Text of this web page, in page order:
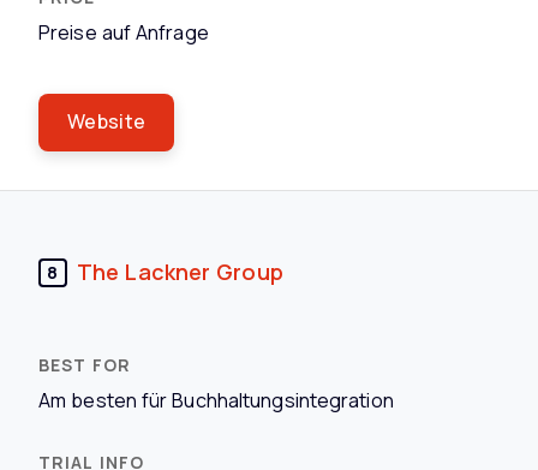
Preise auf Anfrage
Website
8 The Lackner Group
Am besten für Buchhaltungsintegration